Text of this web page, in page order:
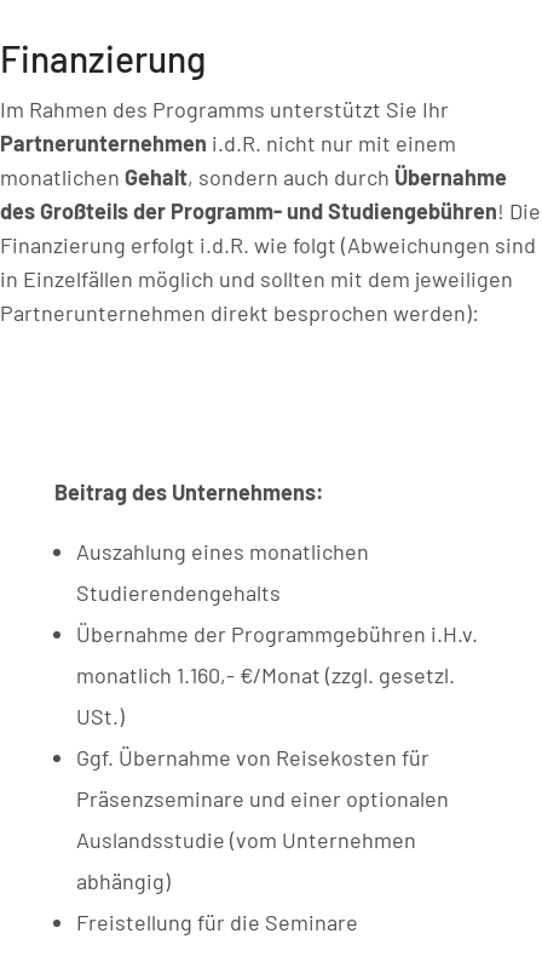
Finanzierung
Im Rahmen des Programms unterstützt Sie Ihr
Partnerunternehmen i.d.R. nicht nur mit einem
monatlichen Gehalt, sondern auch durch Übernahme
des Großteils der Programm- und Studiengebühren! Die
Finanzierung erfolgt i.d.R. wie folgt (Abweichungen sind
in Einzelfällen möglich und sollten mit dem jeweiligen
Partnerunternehmen direkt besprochen werden):
Beitrag des Unternehmens:
Auszahlung eines monatlichen
Studierendengehalts
Übernahme der Programmgebühren i.H.v.
monatlich 1.160,- €/Monat (zzgl. gesetzl.
USt.)
Ggf. Übernahme von Reisekosten für
Präsenzseminare und einer optionalen
Auslandsstudie (vom Unternehmen
abhängig)
Freistellung für die Seminare